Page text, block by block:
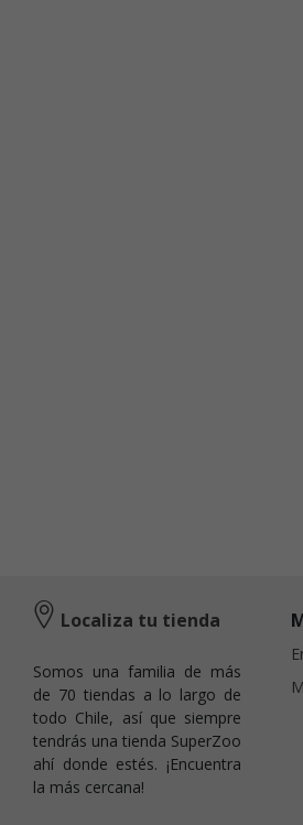
Localiza tu tienda
Somos una familia de más
de 70 tiendas a lo largo de
todo Chile, así que siempre
tendrás una tienda SuperZoo
ahí donde estés. ¡Encuentra
la más cercana!